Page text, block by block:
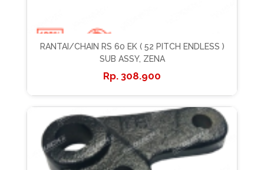
RANTAI/CHAIN RS 60 EK ( 52 PITCH ENDLESS )
SUB ASSY, ZENA
308.900